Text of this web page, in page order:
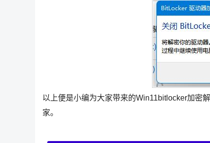
以上便是小编为大家带来的Win11bitlocker加密
家。